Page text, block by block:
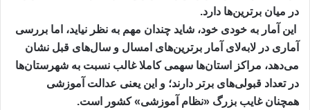
در میان برترین‌ها دارد.
این آمار به خودی خود، شاید چندان مهم به نظر نیاید، اما بررسی
آماری در لابه‌لای آمار برترین‌های امسال و سال‌های قبل نشان
می‌دهد، مراکز استان‌ها سهمی کاملا غالب نسبت به شهرستان‌ها
در تعداد قبولی‌های برتر دارند؛ و این یعنی عدالت آموزشی
همچنان غایب بزرگ «نظام آموزشی» کشور است.